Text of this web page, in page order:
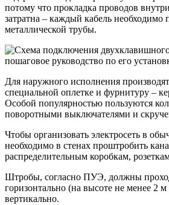
потому что прокладка проводов
затратна – каждый кабель необходимо
металлической трубы.
Для наружного исполнения
специальной оплетке и фурнитуру –
Особой популярностью пользуются
поворотными выключателями и
Чтобы организовать электросеть в
необходимо в стенах проштробить
распределительным коробкам,
Штробы, согласно ПУЭ, должны
горизонтально (на высоте не менее 2
вертикально.